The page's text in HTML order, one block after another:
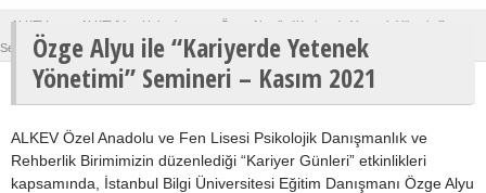
ALKEV ALKEV'den Haberler
Özge Alyu ile “Kariyerde Yetenek Yönetimi”
Semineri – Kasım 2021
Özge Alyu ile “Kariyerde Yetenek
Yönetimi” Semineri – Kasım 2021
ALKEV Özel Anadolu ve Fen Lisesi Psikolojik Danışmanlık ve
Rehberlik Birimimizin düzenlediği “Kariyer Günleri” etkinlikleri
kapsamında, İstanbul Bilgi Üniversitesi Eğitim Danışmanı Özge Alyu